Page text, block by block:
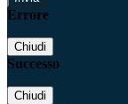
Errore
Chiudi
Successo
Chiudi